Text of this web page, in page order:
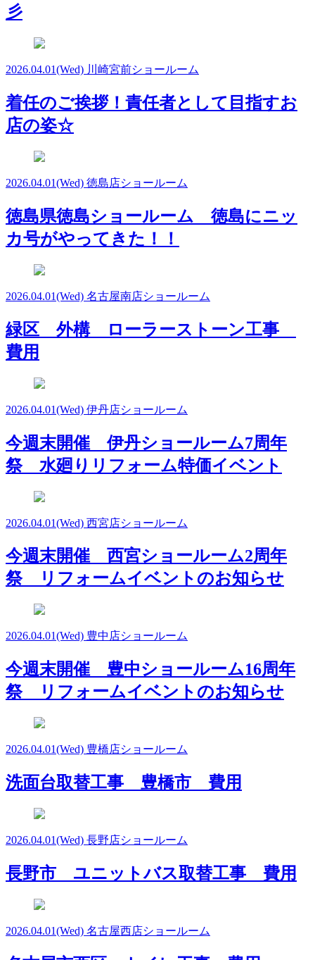
彡
2026.04.01(Wed) 川崎宮前ショールーム
着任のご挨拶！責任者として目指すお
店の姿☆
2026.04.01(Wed) 徳島店ショールーム
徳島県徳島ショールーム 徳島にニッ
カ号がやってきた！！
2026.04.01(Wed) 名古屋南店ショールーム
緑区 外構 ローラーストーン工事
費用
2026.04.01(Wed) 伊丹店ショールーム
今週末開催 伊丹ショールーム7周年
祭 水廻りリフォーム特価イベント
2026.04.01(Wed) 西宮店ショールーム
今週末開催 西宮ショールーム2周年
祭 リフォームイベントのお知らせ
2026.04.01(Wed) 豊中店ショールーム
今週末開催 豊中ショールーム16周年
祭 リフォームイベントのお知らせ
2026.04.01(Wed) 豊橋店ショールーム
洗面台取替工事 豊橋市 費用
2026.04.01(Wed) 長野店ショールーム
長野市 ユニットバス取替工事 費用
2026.04.01(Wed) 名古屋西店ショールーム